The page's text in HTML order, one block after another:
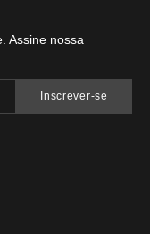
Assine nossa
Inscrever-se